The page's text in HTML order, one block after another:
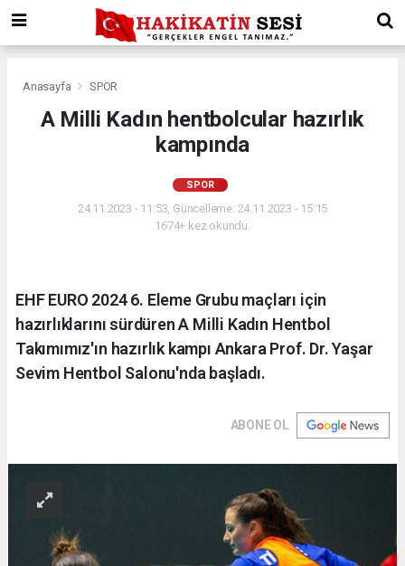
Anasayfa SPOR
A Milli Kadın hentbolcular hazırlık
kampında
SPOR
24.11.2023 - 11:53, Güncelleme: 24.11.2023 - 15:15
1674+ kez okundu.
EHF EURO 2024 6. Eleme Grubu maçları için
hazırlıklarını sürdüren A Milli Kadın Hentbol
Takımımız'ın hazırlık kampı Ankara Prof. Dr. Yaşar
Sevim Hentbol Salonu'nda başladı.
ABONE OL